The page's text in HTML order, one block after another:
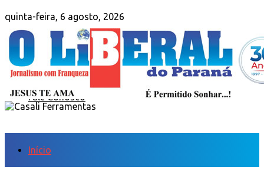
quinta-feira, 6 agosto, 2026
Sobre Nós
Anuncie
Fale Conosco
Início